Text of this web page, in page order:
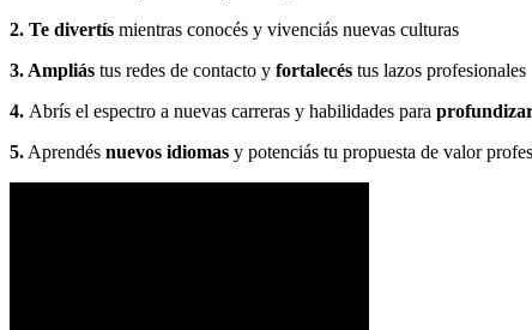
2. Te divertís mientras conocés y vivenciás nuevas culturas
3. Ampliás tus redes de contacto y fortalecés tus lazos profesionales
4. Abrís el espectro a nuevas carreras y habilidades para
5. Aprendés nuevos idiomas y potenciás tu propuesta de valor